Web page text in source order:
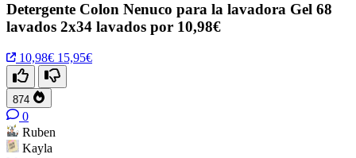
Detergente Colon Nenuco para la lavadora Gel 68
lavados 2x34 lavados por 10,98€
10,98€ 15,95€
874
0
Ruben
Kayla